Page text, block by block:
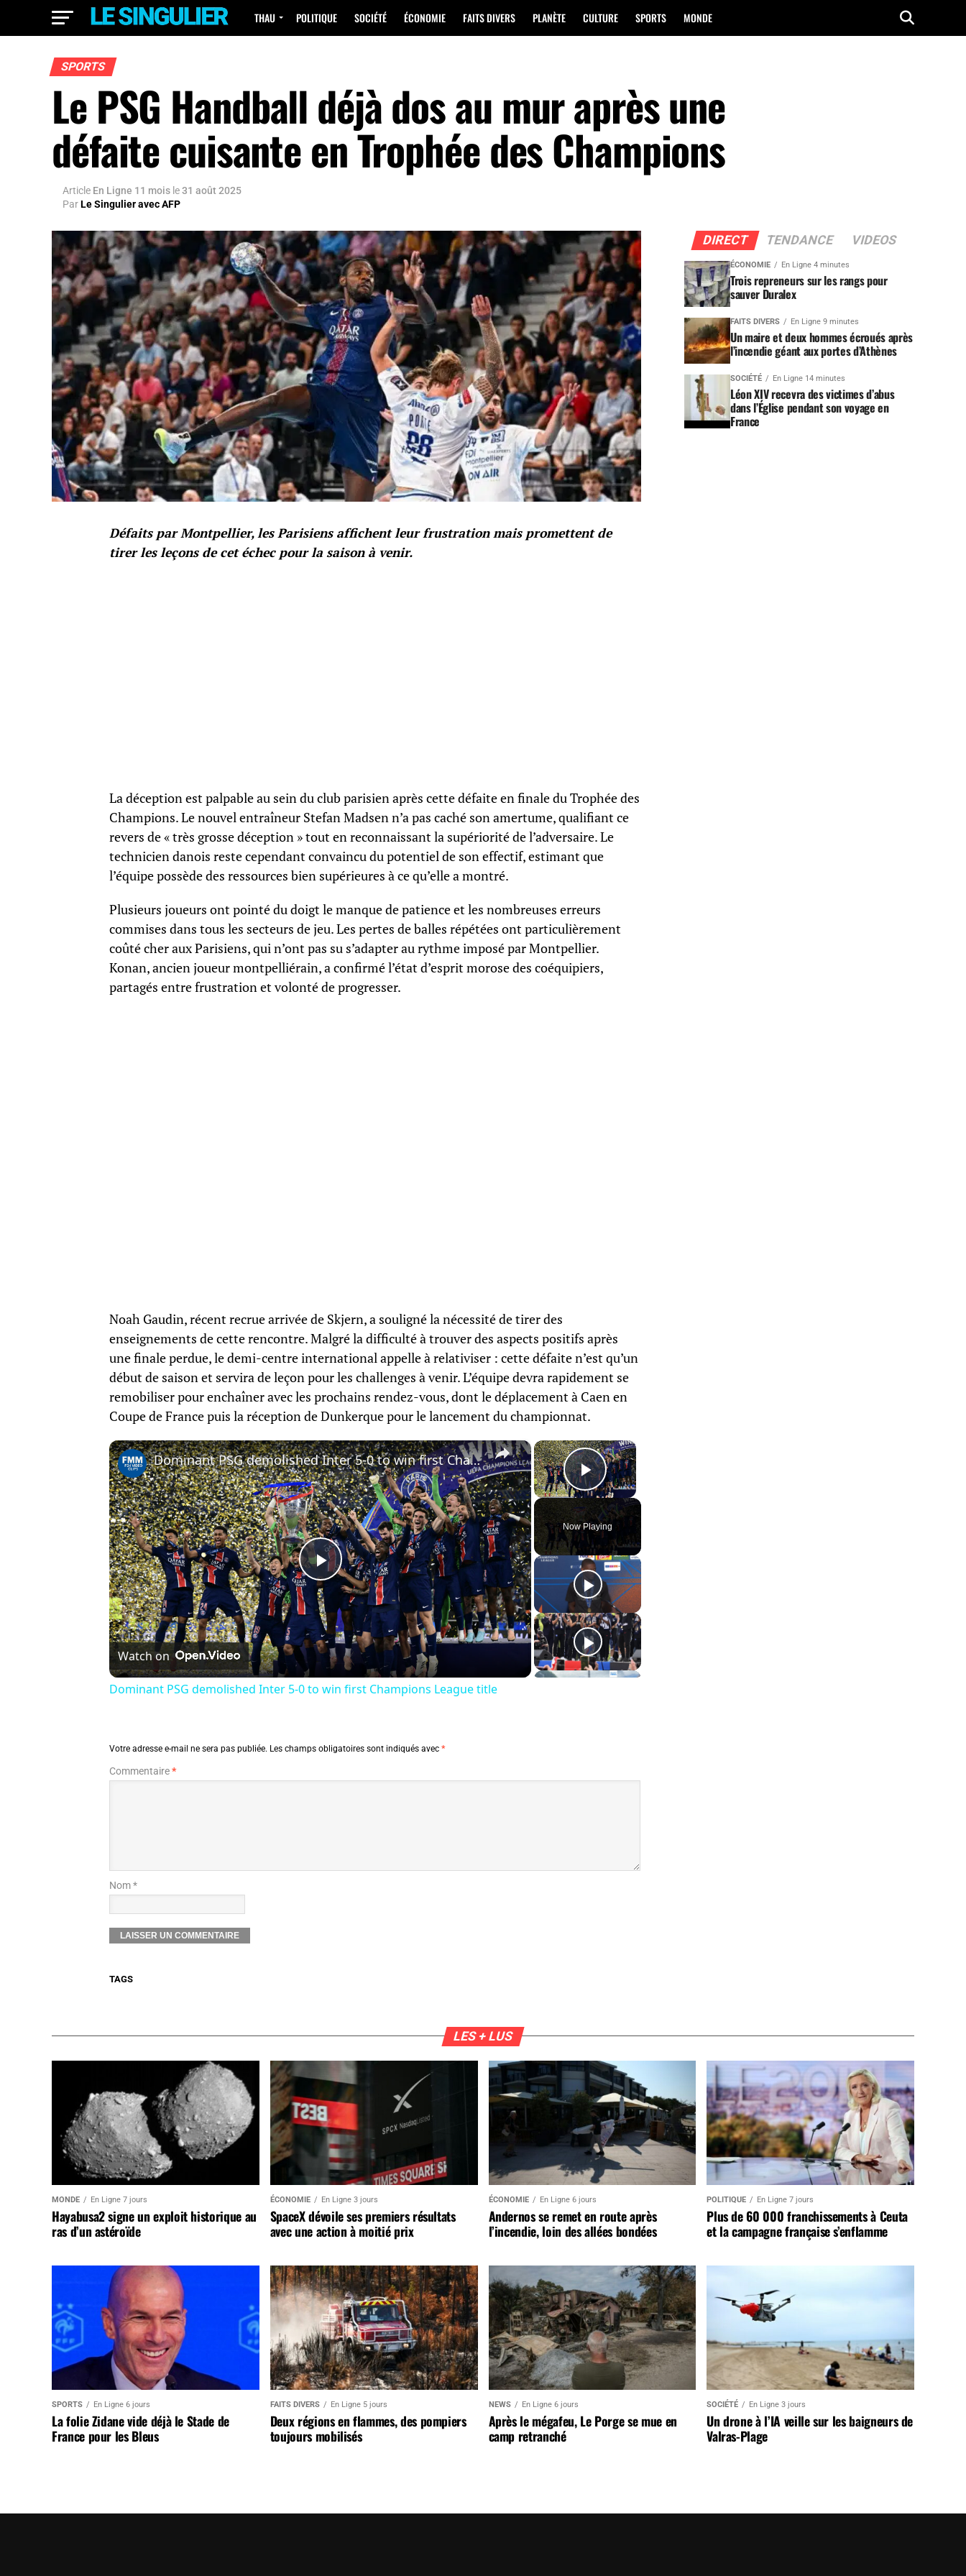
THAU POLITIQUE SOCIÉTÉ ÉCONOMIE FAITS DIVERS PLANÈTE CULTURE SPORTS MONDE
SPORTS
Le PSG Handball déjà dos au mur après une
défaite cuisante en Trophée des Champions
Article En Ligne 11 mois le31 août 2025
ParLe Singulier avec AFP
Défaits par Montpellier, les Parisiens affichent leur frustration mais promettent de
tirer les leçons de cet échec pour la saison à venir.
La déception est palpable au sein du club parisien après cette défaite en finale du Trophée des
Champions. Le nouvel entraîneur Stefan Madsen n’a pas caché son amertume, qualifiant ce
revers de « très grosse déception » tout en reconnaissant la supériorité de l’adversaire. Le
technicien danois reste cependant convaincu du potentiel de son effectif, estimant que
l’équipe possède des ressources bien supérieures à ce qu’elle a montré.
Plusieurs joueurs ont pointé du doigt le manque de patience et les nombreuses erreurs
commises dans tous les secteurs de jeu. Les pertes de balles répétées ont particulièrement
coûté cher aux Parisiens, qui n’ont pas su s’adapter au rythme imposé par Montpellier.
Konan, ancien joueur montpelliérain, a confirmé l’état d’esprit morose des coéquipiers,
partagés entre frustration et volonté de progresser.
Noah Gaudin, récent recrue arrivée de Skjern, a souligné la nécessité de tirer des
enseignements de cette rencontre. Malgré la difficulté à trouver des aspects positifs après
une finale perdue, le demi-centre international appelle à relativiser : cette défaite n’est qu’un
début de saison et servira de leçon pour les challenges à venir. L’équipe devra rapidement se
remobiliser pour enchaîner avec les prochains rendez-vous, dont le déplacement à Caen en
Coupe de France puis la réception de Dunkerque pour le lancement du championnat.
×
Play Video
Now Playing
×
Play
Video
Dominant PSG demolished Inter 5-0 to win first Champions League title
Watch on
Dominant PSG demolished Inter 5-0 to win first Champions League title
Votre adresse e-mail ne sera pas publiée. Les champs obligatoires sont indiqués avec *
Commentaire*
Nom *
TAGS
DIRECT TENDANCE VIDEOS
ÉCONOMIE En Ligne 4 minutes
Trois repreneurs sur les rangs pour
sauver Duralex
FAITS DIVERS En Ligne 9 minutes
Un maire et deux hommes écroués après
l’incendie géant aux portes d’Athènes
SOCIÉTÉ En Ligne 14 minutes
Léon XIV recevra des victimes d’abus
dans l’Église pendant son voyage en
France
LES + LUS
MONDE En Ligne 7 jours
Hayabusa2 signe un exploit historique au
ras d’un astéroïde
ÉCONOMIE En Ligne 3 jours
SpaceX dévoile ses premiers résultats
avec une action à moitié prix
ÉCONOMIE En Ligne 6 jours
Andernos se remet en route après
l’incendie, loin des allées bondées
POLITIQUE En Ligne 7 jours
Plus de 60 000 franchissements à Ceuta
et la campagne française s’enflamme
SPORTS En Ligne 6 jours
La folie Zidane vide déjà le Stade de
France pour les Bleus
FAITS DIVERS En Ligne 5 jours
Deux régions en flammes, des pompiers
toujours mobilisés
NEWS En Ligne 6 jours
Après le mégafeu, Le Porge se mue en
camp retranché
SOCIÉTÉ En Ligne 3 jours
Un drone à l’IA veille sur les baigneurs de
Valras-Plage